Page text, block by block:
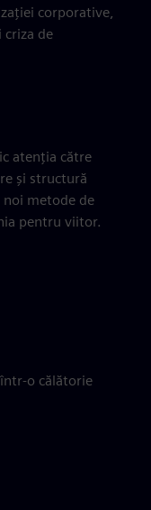
corporative,
criza de
atenția către
și structură
metode de
pentru viitor.
o călătorie